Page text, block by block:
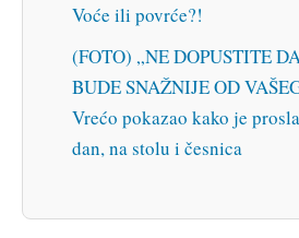
Voće ili povrće?!
(FOTO) „NE DOPUSTITE
BUDE SNAŽNIJE OD
Vrećo pokazao kako je
dan, na stolu i česnica